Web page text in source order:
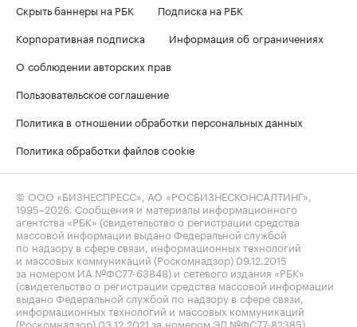
Скрыть баннеры на РБК
Подписка на РБК
Корпоративная подписка
Информация об ограничениях
О соблюдении авторских прав
Пользовательское соглашение
Политика в отношении обработки персональных данных
Политика обработки файлов cookie
© ООО «БИЗНЕСПРЕСС», АО «РОСБИЗНЕСКОНСАЛТИНГ»,
1995–2026 . Сообщения и материалы информационного
агентства «РБК» (свидетельство о регистрации средства
массовой информации выдано Федеральной службой
по надзору в сфере связи, информационных технологий
и массовых коммуникаций (Роскомнадзор) 09.12.2015
за номером ИА №ФС77-63848) и сетевого издания «РБК»
(свидетельство о регистрации средства массовой информации
выдано Федеральной службой по надзору в сфере связи,
информационных технологий и массовых коммуникаций
(Роскомнадзор) 03.12.2021 за номером ЭЛ №ФС77-82385)